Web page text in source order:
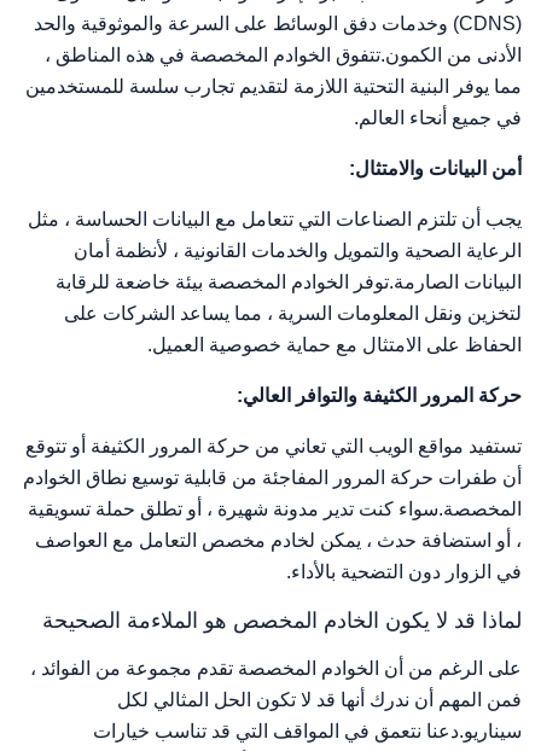
(CDNS) وخدمات دفق الوسائط على السرعة والموثوقية والحد
الأدنى من الكمون.تتفوق الخوادم المخصصة في هذه المناطق ،
مما يوفر البنية التحتية اللازمة لتقديم تجارب سلسة للمستخدمين
في جميع أنحاء العالم.
أمن البيانات والامتثال:
يجب أن تلتزم الصناعات التي تتعامل مع البيانات الحساسة ، مثل
الرعاية الصحية والتمويل والخدمات القانونية ، لأنظمة أمان
البيانات الصارمة.توفر الخوادم المخصصة بيئة خاضعة للرقابة
لتخزين ونقل المعلومات السرية ، مما يساعد الشركات على
الحفاظ على الامتثال مع حماية خصوصية العميل.
حركة المرور الكثيفة والتوافر العالي:
تستفيد مواقع الويب التي تعاني من حركة المرور الكثيفة أو تتوقع
أن طفرات حركة المرور المفاجئة من قابلية توسيع نطاق الخوادم
المخصصة.سواء كنت تدير مدونة شهيرة ، أو تطلق حملة تسويقية
، أو استضافة حدث ، يمكن لخادم مخصص التعامل مع العواصف
في الزوار دون التضحية بالأداء.
لماذا قد لا يكون الخادم المخصص هو الملاءمة الصحيحة
على الرغم من أن الخوادم المخصصة تقدم مجموعة من الفوائد ،
فمن المهم أن ندرك أنها قد لا تكون الحل المثالي لكل
سيناريو.دعنا نتعمق في المواقف التي قد تناسب خيارات